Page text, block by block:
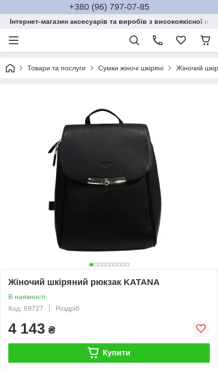
+380 (96) 797-07-85
Інтернет-магазин аксесуарів та виробів з високоякісної
Товари та послуги Сумки жіночі шкіряні Жіночий
Жіночий шкіряний рюкзак KATANA
В наявності
Код: 69727
Роздріб
4 143 ₴
Купити